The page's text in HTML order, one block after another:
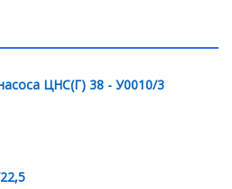
ЦНС(Г) 38 - У0010/3